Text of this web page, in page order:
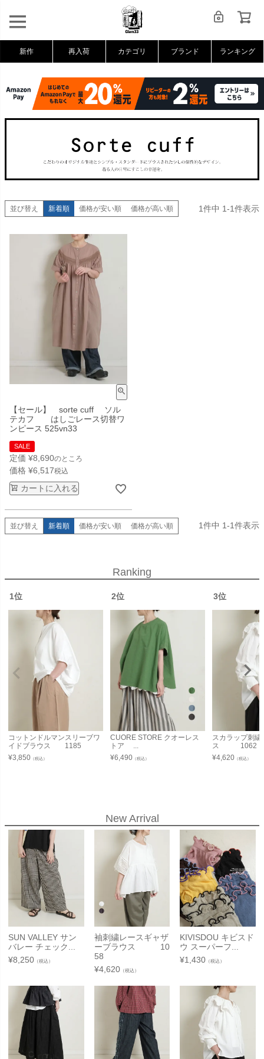
新作 再入荷 カテゴリ ブランド ランキング
並び替え 新着順 価格が安い順 価格が高い順 1件中 1-1件表示
【セール】 sorte cuff ソル
テカフ はしごレース切替ワ
ンピース 525vn33
SALE
定価 ¥8,690のところ
価格 ¥6,517税込
カートに入れる
並び替え 新着順 価格が安い順 価格が高い順 1件中 1-1件表示
Ranking
1位
コットンドルマンスリーブワ
イドブラウス 1185
¥3,850 （税込）
2位
CUORE STORE クオーレス
トア ...
¥6,490 （税込）
3位
スカラップ刺
ス 1062
¥4,620 （税込）
New Arrival
SUN VALLEY サン
バレー チェック...
¥8,250 （税込）
袖刺繍レースギャザ
ーブラウス 10
58
¥4,620（税込）
KIVISDOU キビスド
ウ スーパーフ...
¥1,430 （税込）